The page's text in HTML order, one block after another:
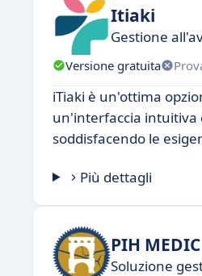
Itiaki
Gestione
Versione gratuita
iTiaki è un'ottima
un'interfaccia intuitiva
soddisfacendo le
Più dettagli
PIH MEDIC
Soluzione